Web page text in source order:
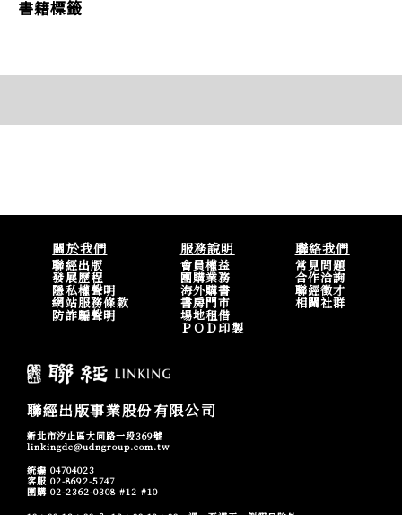
書籍標籤
關於我們
聯經出版
發展歷程
隱私權聲明
網站服務條款
防詐騙聲明
服務說明
會員權益
團購業務
海外購書
書房門市
場地租借
ＰＯＤ印製
聯絡我們
常見問題
合作洽詢
聯經徵才
相關社群
聯經出版事業股份有限公司
新北市汐止區大同路一段369號
linkingdc@udngroup.com.tw
統編 04704023
客服 02-8692-5747
團購 02-2362-0308 #12 #10